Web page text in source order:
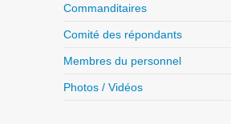
Commanditaires
Comité des répondants
Membres du personnel
Photos / Vidéos